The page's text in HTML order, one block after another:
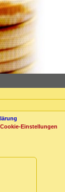
Cookie-Einstellungen